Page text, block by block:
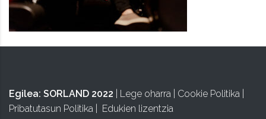
Egilea: SORLAND 2022 Lege oharra Cookie Politika
Pribatutasun Politika
Edukien lizentzia